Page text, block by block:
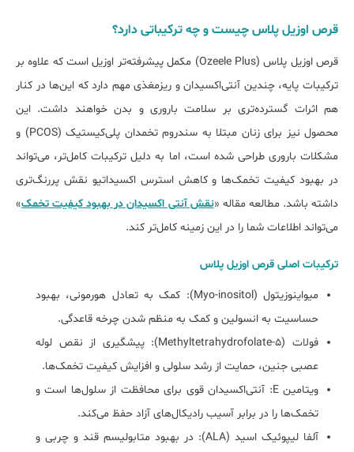
قرص اوزیل پلاس چیست و چه ترکیباتی دارد؟
قرص اوزیل پلاس (Ozeele Plus) مکمل پیشرفته‌تر اوزیل است که علاوه بر
ترکیبات پایه، چندین آنتی‌اکسیدان و ریزمغذی مهم دارد که این‌ها در کنار
هم اثرات گسترده‌تری بر سلامت باروری و بدن خواهند داشت. این
محصول نیز برای زنان مبتلا به سندروم تخمدان پلی‌کیستیک (PCOS) و
مشکلات باروری طراحی شده است، اما به دلیل ترکیبات کامل‌تر، می‌تواند
در بهبود کیفیت تخمک‌ها و کاهش استرس اکسیداتیو نقش پررنگ‌تری
داشته باشد. مطالعه مقاله «نقش آنتی اکسیدان در بهبود کیفیت تخمک»
می‌تواند اطلاعات شما را در این زمینه کامل‌تر کند.
ترکیبات اصلی قرص اوزیل پلاس
میواینوزیتول (Myo-inositol): کمک به تعادل هورمونی، بهبود
حساسیت به انسولین و کمک به منظم شدن چرخه قاعدگی.
فولات (5-Methyltetrahydrofolate): پیشگیری از نقص لوله
عصبی جنین، حمایت از رشد سلولی و افزایش کیفیت تخمک‌ها.
ویتامین E: آنتی‌اکسیدان قوی برای محافظت از سلول‌ها است و
تخمک‌ها را در برابر آسیب رادیکال‌های آزاد حفظ می‌کند.
آلفا لیپوئیک اسید (ALA): در بهبود متابولیسم قند و چربی و